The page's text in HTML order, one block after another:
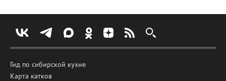
Гид по сибирской кухне
Карта катков